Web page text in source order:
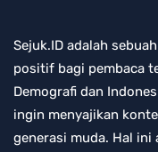
Sejuk.ID adalah
positif bagi pembaca
Demografi dan
ingin menyajikan
generasi muda. Hal ini